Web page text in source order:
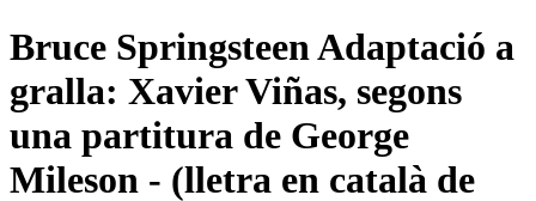
Bruce Springsteen Adaptació a
gralla: Xavier Viñas, segons
una partitura de George
Mileson - (lletra en català de